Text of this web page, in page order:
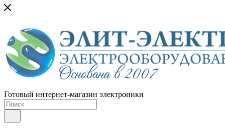
Готовый интернет-магазин электроники